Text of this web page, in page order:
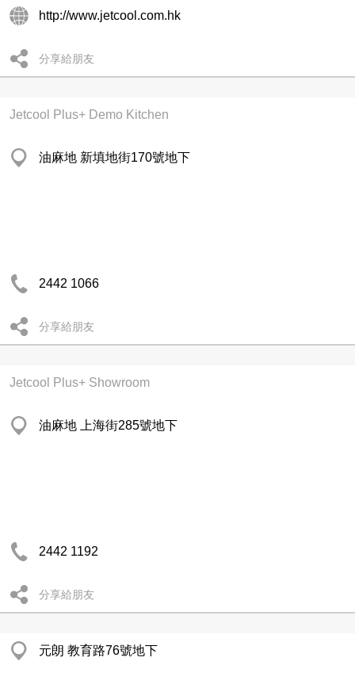
http://www.jetcool.com.hk
分享給朋友
Jetcool Plus+ Demo Kitchen
油麻地 新填地街170號地下
2442 1066
分享給朋友
Jetcool Plus+ Showroom
油麻地 上海街285號地下
2442 1192
分享給朋友
元朗 教育路76號地下